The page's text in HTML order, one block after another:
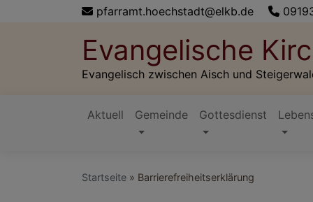
pfarramt.hoechstadt@elkb.de
Evangelische
Evangelisch zwischen Aisch und
Hauptnavigation
Aktuell Gemeinde Gottesdienst
Startseite Barrierefreiheitserklärung